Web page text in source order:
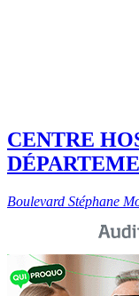
CENTRE
Boulevard Stéphane